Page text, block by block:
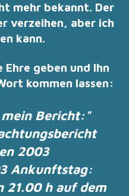
mehr bekannt. Der
verzeihen, aber ich
kann.
geben und Ihn
kommen lassen:
Bericht:"
2003
Ankunftstag:
21.00 h auf dem